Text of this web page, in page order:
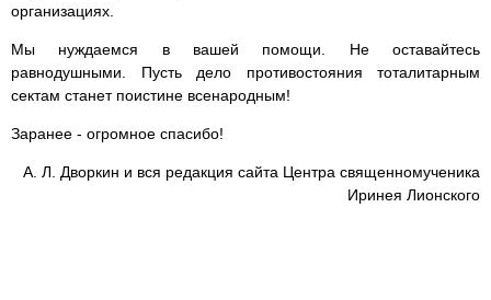
организациях.
Мы нуждаемся в вашей помощи. Не оставайтесь
равнодушными. Пусть дело противостояния тоталитарным
сектам станет поистине всенародным!
Заранее - огромное спасибо!
А. Л. Дворкин и вся редакция сайта Центра священномученика
Иринея Лионского